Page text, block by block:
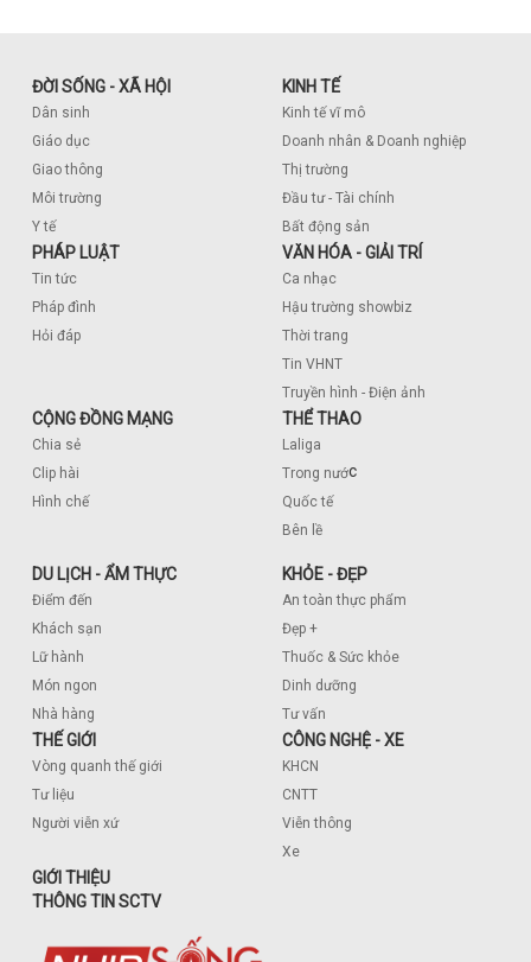
ĐỜI SỐNG - XÃ HỘI
Dân sinh
Giáo dục
Giao thông
Môi trường
Y tế
KINH TẾ
Kinh tế vĩ mô
Doanh nhân & Doanh nghiệp
Thị trường
Đầu tư - Tài chính
Bất động sản
PHÁP LUẬT
Tin tức
Pháp đình
Hỏi đáp
VĂN HÓA - GIẢI TRÍ
Ca nhạc
Hậu trường showbiz
Thời trang
Tin VHNT
Truyền hình - Điện ảnh
CỘNG ĐỒNG MẠNG
Chia sẻ
Clip hài
Hình chế
THỂ THAO
Laliga
Trong nước
Quốc tế
Bên lề
DU LỊCH - ẨM THỰC
Điểm đến
Khách sạn
Lữ hành
Món ngon
Nhà hàng
KHỎE - ĐẸP
An toàn thực phẩm
Đẹp +
Thuốc & Sức khỏe
Dinh dưỡng
Tư vấn
THẾ GIỚI
Vòng quanh thế giới
Tư liệu
Người viễn xứ
CÔNG NGHỆ - XE
KHCN
CNTT
Viễn thông
Xe
GIỚI THIỆU
THÔNG TIN SCTV